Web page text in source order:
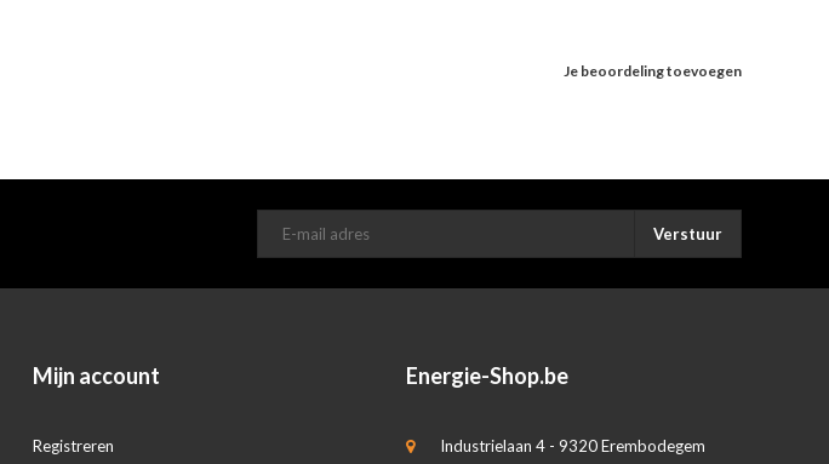
Je beoordeling toevoegen
Verstuur
Mijn account
Registreren
Energie-Shop.be
Industrielaan 4 - 9320 Erembodegem